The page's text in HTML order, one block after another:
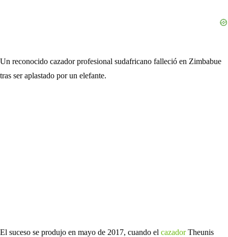
Un reconocido cazador profesional sudafricano falleció en Zimbabue
tras ser aplastado por un elefante.
El suceso se produjo en mayo de 2017, cuando el cazadorTheunis